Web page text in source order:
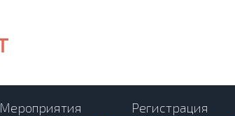
Мероприятия Регистрация